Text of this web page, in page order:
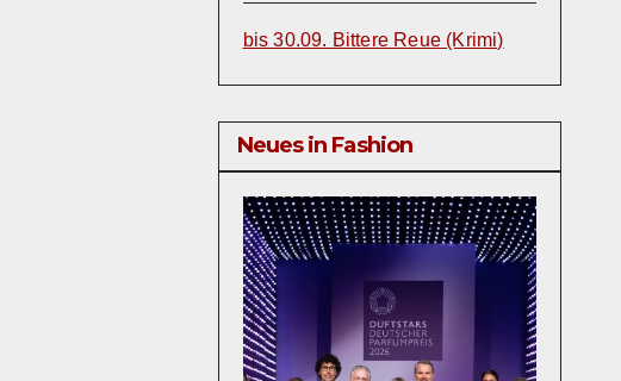
bis 30.09. Bittere Reue (Krimi)
Neues in Fashion